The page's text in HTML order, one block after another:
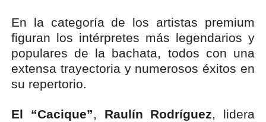
En la categoría de los artistas premium
figuran los intérpretes más legendarios y
populares de la bachata, todos con una
extensa trayectoria y numerosos éxitos en
su repertorio.
El “Cacique”, Raulín Rodríguez, lidera